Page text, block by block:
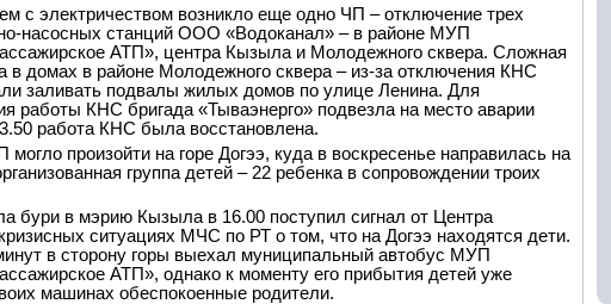
с электричеством возникло еще одно ЧП – отключение трех
насосных станций ООО «Водоканал» – в районе МУП
АТП», центра Кызыла и Молодежного сквера. Сложная
в домах в районе Молодежного сквера – из-за отключения КНС
заливать подвалы жилых домов по улице Ленина. Для
работы КНС бригада «Тываэнерго» подвезла на место аварии
работа КНС была восстановлена.
произойти на горе Догээ, куда в воскресенье направилась на
группа детей – 22 ребенка в сопровождении троих
бури в мэрию Кызыла в 16.00 поступил сигнал от Центра
ситуациях МЧС по РТ о том, что на Догээ находятся дети.
в сторону горы выехал муниципальный автобус МУП
АТП», однако к моменту его прибытия детей уже
машинах обеспокоенные родители.